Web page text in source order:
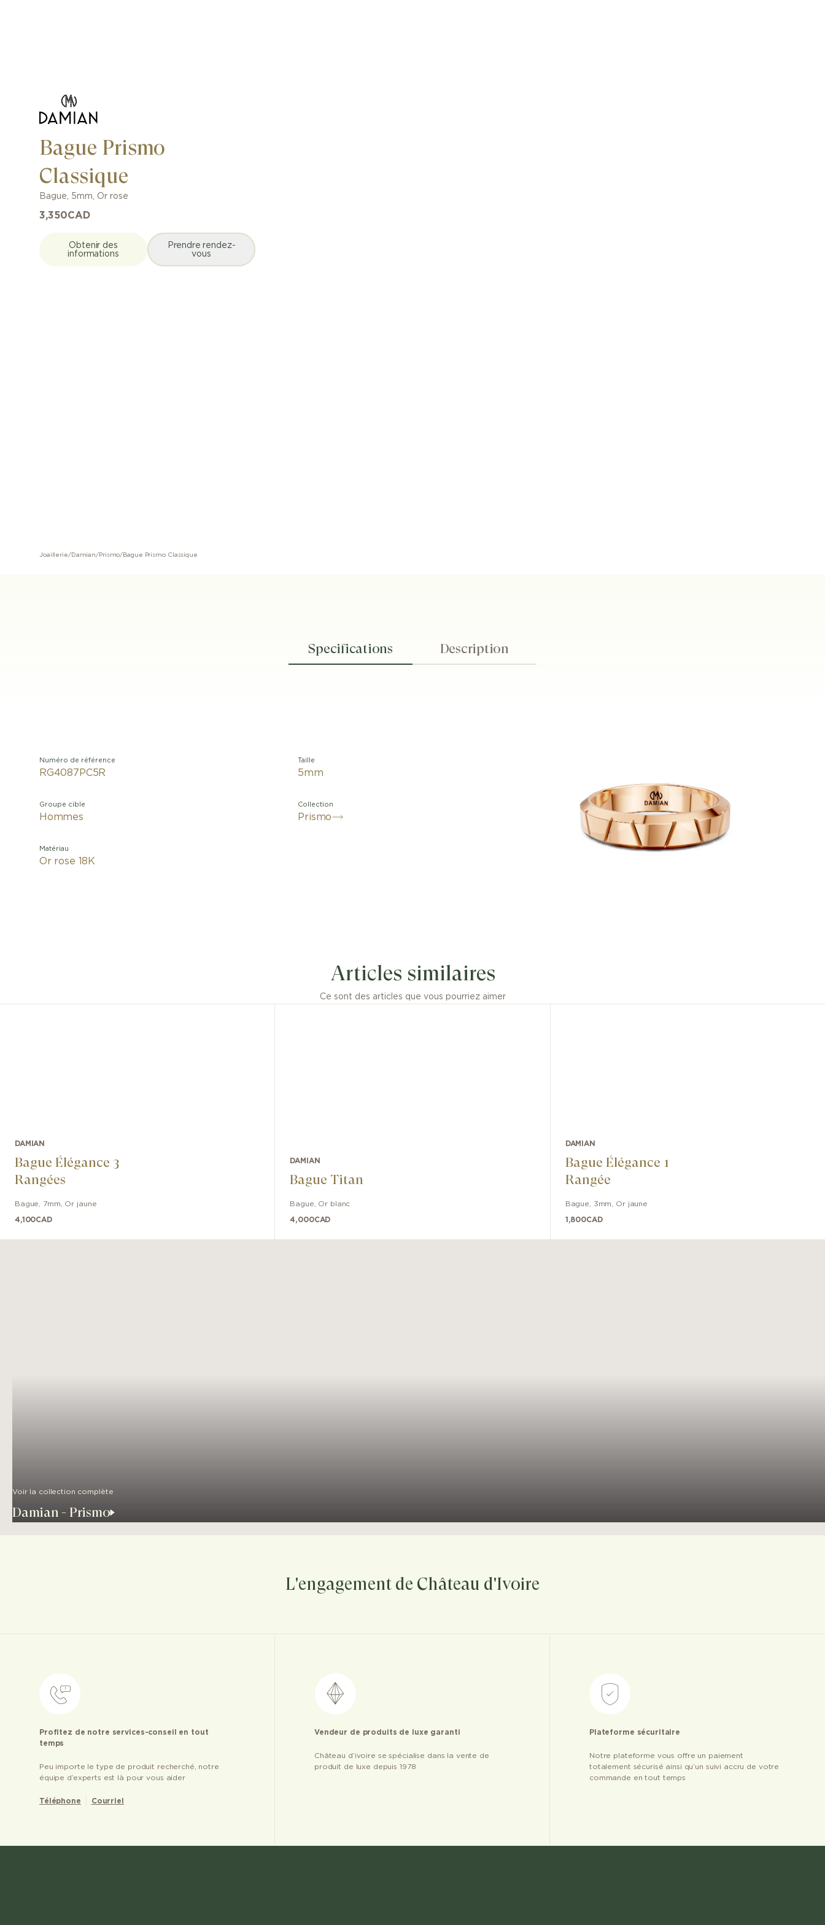
Bague Prismo
Classique
Bague, 5mm, Or rose
3,350CAD
Obtenir des
informations
Prendre rendez-
vous
Joaillerie/Damian/ Prismo/ Bague Prismo Classique
Specifications Description
Numéro de référence
RG4087PC5R
Groupe cible
Hommes
Matériau
Or rose 18K
Taille
5mm
Collection
Prismo
Articles similaires
Ce sont des articles que vous pourriez aimer
DAMIAN
Bague Élégance 3
Rangées
Bague 7mm Or jaune
4,100CAD
DAMIAN
Bague Titan
Bague Or blanc
4,000CAD
DAMIAN
Bague Élégance 1
Rangée
Bague 3mm Or jaune
1,800CAD
Voir la collection complète
Damian - Prismo
L'engagement de Château d'Ivoire
Profitez de notre services-conseil en tout
temps
Peu importe le type de produit recherché, notre
équipe d’experts est là pour vous aider
Téléphone Courriel
Vendeur de produits de luxe garanti
Château d’ivoire se spécialise dans la vente de
produit de luxe depuis 1978
Plateforme sécuritaire
Notre plateforme vous offre un paiement
totalement sécurisé ainsi qu’un suivi accru de votre
commande en tout temps